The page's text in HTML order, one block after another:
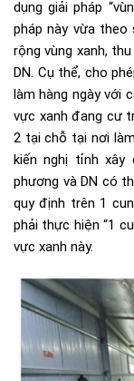
dụng giải pháp
pháp này vừa
rộng vùng xanh,
DN. Cụ thể, cho
làm hàng ngày với
vực xanh đang cư
2 tại chỗ tại nơi
kiến nghị tỉnh xây
phương và DN có
quy định trên 1
phải thực hiện “1
vực xanh này.